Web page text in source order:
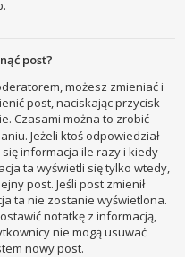
post?
możesz zmieniać i
post, naciskając przycisk
Czasami można to zrobić
Jeżeli ktoś odpowiedział
informacja ile razy i kiedy
ta wyświetli się tylko wtedy,
post. Jeśli post zmienił
ta nie zostanie wyświetlona.
notatkę z informacją,
nie mogą usuwać
nowy post.